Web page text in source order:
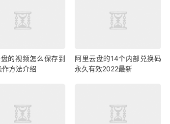
的视频怎么保存到
作方法介绍
阿里云盘的14个内部兑换码
永久有效2022最新